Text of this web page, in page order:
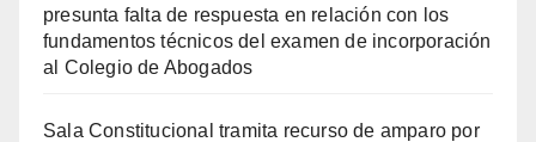
presunta falta de respuesta en relación con los
fundamentos técnicos del examen de incorporación
al Colegio de Abogados
Sala Constitucional tramita recurso de amparo por